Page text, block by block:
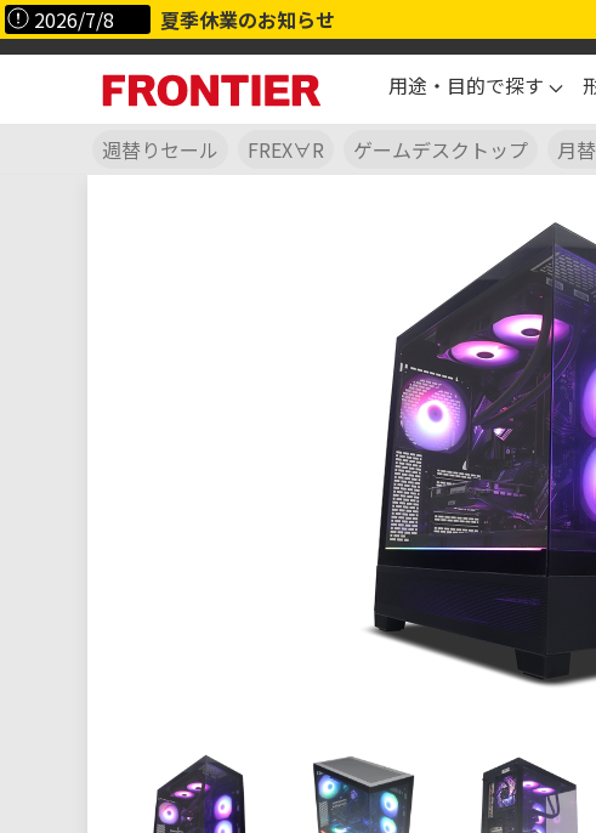
2026/7/8 夏季休業のお知らせ
用途・目的で探す
週替りセール FREX∀R ゲームデスクトップ 月